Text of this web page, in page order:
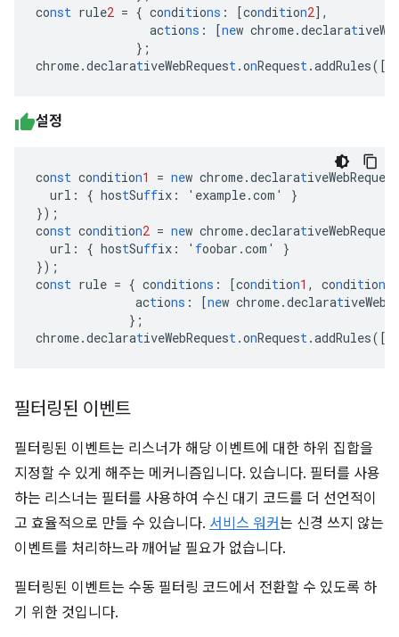
const rule2 = { conditions : [condition2],
actions : [new chrome.declarat
} ;
chrome.declarativeWebRequest .onRequest .addRules( [
설정
const condition1 = new chrome.declarativeWebReques
url : { hostSuffix : 'example.com'
}
});
const condition2 = new chrome.declarativeWebReques
url : { hostSuffix : ' foobar.com'
}
});
const rule = { conditions : [condition1 , condition
actions : [new chrome.declarat
} ;
chrome.declarativeWebRequest .onRequest .addRules( [
필터링된 이벤트
필터링된 이벤트는 리스너가 해당 이벤트에 대한 하위 집합을
지정할 수 있게 해주는 메커니즘입니다. 있습니다. 필터를 사용
하는 리스너는 필터를 사용하여 수신 대기 코드를 더 선언적이
고 효율적으로 만들 수 있습니다. 서비스 워커는 신경 쓰지 않는
이벤트를 처리하느라 깨어날 필요가 없습니다.
필터링된 이벤트는 수동 필터링 코드에서 전환할 수 있도록 하
기 위한 것입니다.